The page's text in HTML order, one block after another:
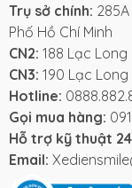
Trụ sở chính:
Phố Hồ Chí Minh
CN2: 188 Lạc Long
CN3: 190 Lạc Long
Hotline:
Gọi mua hàng:
Hỗ trợ kỹ thuật
Email: